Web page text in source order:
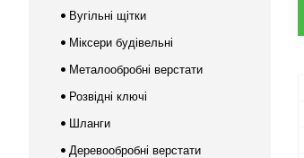
Вугільні щітки
Міксери будівельні
Металообробні верстати
Розвідні ключі
Шланги
Деревообробні верстати